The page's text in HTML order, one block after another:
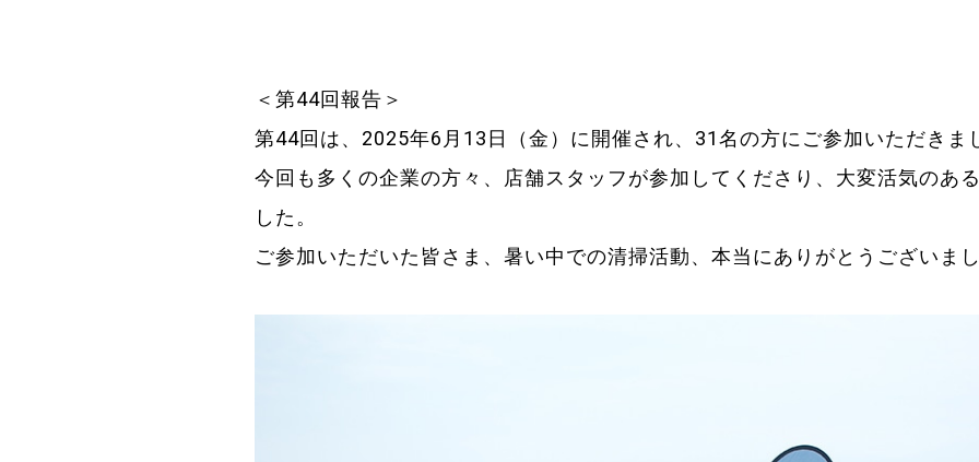
＜第44回報告＞
第44回は、2025年6月13日（金）に開催され、31名の方にご参加いただきま
今回も多くの企業の方々、店舗スタッフが参加してくださり、大変活気のあ
した。
ご参加いただいた皆さま、暑い中での清掃活動、本当にありがとうございま